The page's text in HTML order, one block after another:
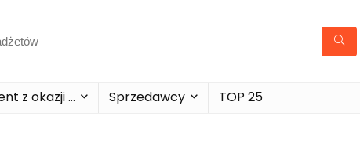
z okazji … Sprzedawcy TOP 25